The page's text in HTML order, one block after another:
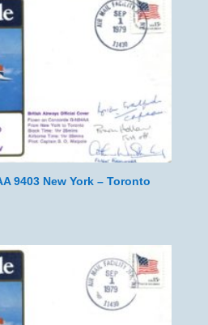
9403 New York – Toronto